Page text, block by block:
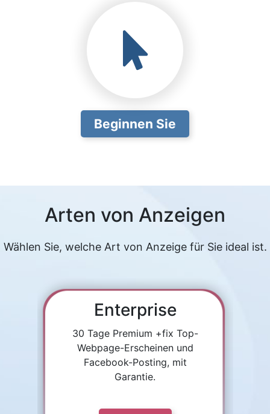
Beginnen Sie
Arten von Anzeigen
Wählen Sie, welche Art von Anzeige für Sie ideal ist.
Enterprise
30 Tage Premium +fix Top-
Webpage-Erscheinen und
Facebook-Posting, mit
Garantie.